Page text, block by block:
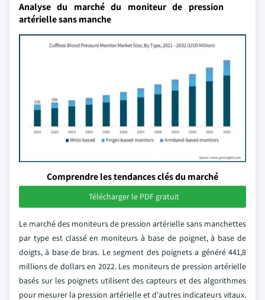
Analyse du marché du moniteur de pression
artérielle sans manche
Comprendre les tendances clés du marché
Télécharger le PDF gratuit
Le marché des moniteurs de pression artérielle sans manchettes
par type est classé en moniteurs à base de poignet, à base de
doigts, à base de bras. Le segment des poignets a généré 441,8
millions de dollars en 2022. Les moniteurs de pression artérielle
basés sur les poignets utilisent des capteurs et des algorithmes
pour mesurer la pression artérielle et d'autres indicateurs vitaux.